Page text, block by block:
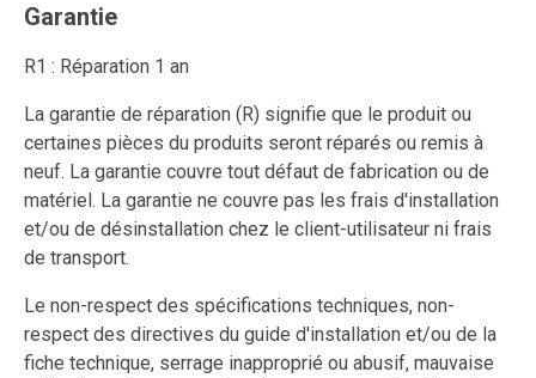
Garantie
R1 : Réparation 1 an
La garantie de réparation (R) signifie que le produit ou
certaines pièces du produits seront réparés ou remis à
neuf. La garantie couvre tout défaut de fabrication ou de
matériel. La garantie ne couvre pas les frais d'installation
et/ou de désinstallation chez le client-utilisateur ni frais
de transport.
Le non-respect des spécifications techniques, non-
respect des directives du guide d'installation et/ou de la
fiche technique, serrage inapproprié ou abusif, mauvaise